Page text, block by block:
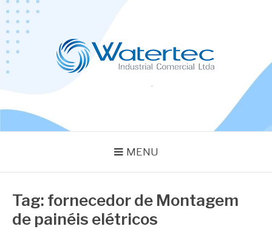
Pular
para
conteúdo
MENU
Tag: fornecedor de Montagem
de painéis elétricos